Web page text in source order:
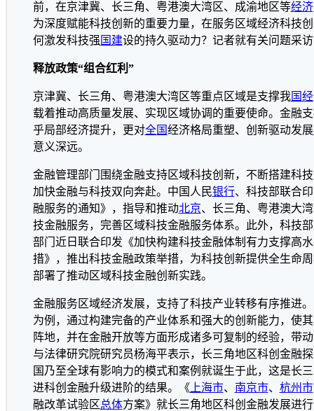
前，在京津冀、长三角、粤港澳大湾区、成渝地区等经济
为深度赋能科技创新的重要力量，在服务区域经济科技
何激发科技强 国建设的持久驱动力？记者就有关问题采
释放政策“组合红利”
京津冀、长三角、粤港澳大湾区等重点区域是支撑我国经
载着推动高质量发展、实现区域协调的重要使命。金融
乎局部经济提升，更对全国经济格局重塑、创新驱动发展
意义深远。
金融管理部门围绕金融支持区域科技创新，不断搭建科
加快金融与科技双向奔赴。中国人民银行、科技部联合
融服务的通知》，指导和推动北京、长三角、粤港澳大
技金融服务，完善区域科技金融服务体系。此外，科技
部门近日联合印发《加快构建科技金融体制有力支撑高
措》，推出科技金融政策举措，为科技创新提供全生命
部署了推动区域科技金融创新实践。
金融服务区域经济发展，支持了科技产业转移有序推进
为例，通过构建完备的产业体系和强大的创新能力，使
阵地，并在金融开放等方面形成诸多可复制的经验，带
与法律研究院研究员杨海平表示，长三角地区科创金融
国乃至全球有影响力的模式和案例就诞生于此，这是长
进科创金融升级进阶的结果。《 上海市、 南京市、 杭州市
融改革试验区总体方案》就长三角地区科创金融发展进